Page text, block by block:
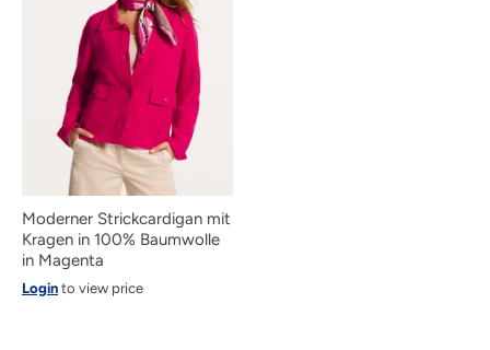
Moderner Strickcardigan mit
Kragen in 100% Baumwolle
in Magenta
Login to view price